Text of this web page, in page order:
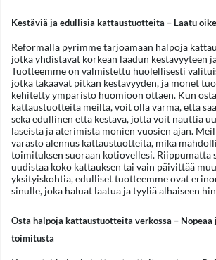
Kestäviä ja edullisia kattaustuotteita – Laatu
Reformalla pyrimme tarjoamaan halpoja
jotka yhdistävät korkean laadun kestävyyteen
Tuotteemme on valmistettu huolellisesti
jotka takaavat pitkän kestävyyden, ja monet
kehitetty ympäristö huomioon ottaen. Kun
kattaustuotteita meiltä, voit olla varma, että
sekä edullinen että kestävä, jotta voit nauttia
laseista ja aterimista monien vuosien ajan.
varasto alennus kattaustuotteita, mikä
toimituksen suoraan kotiovellesi. Riippumatta
uudistaa koko kattauksen tai vain päivittää
yksityiskohtia, edulliset tuotteemme ovat
sinulle, joka haluat laatua ja tyyliä alhaiseen
Osta halpoja kattaustuotteita verkossa – Nopeaa
toimitusta